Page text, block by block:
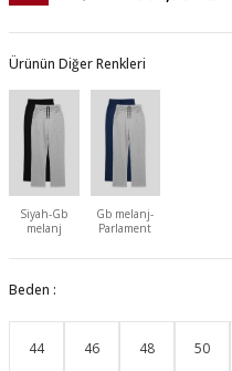
Ürünün Diğer Renkleri
Siyah-Gb
melanj
Gb melanj-
Parlament
Beden :
44 46 48 50